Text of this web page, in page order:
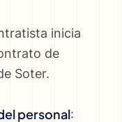
inicia
de
Soter.
personal: